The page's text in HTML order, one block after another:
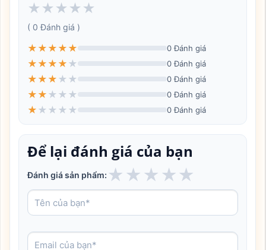
★ ★ ★ ★ ★
( 0 Đánh giá )
★ ★ ★ ★ ★ 0 Đánh giá
★ ★ ★ ★ ★ 0 Đánh giá
★ ★ ★ ★ ★ 0 Đánh giá
★ ★ ★ ★ ★ 0 Đánh giá
★ ★ ★ ★ ★ 0 Đánh giá
Để lại đánh giá của bạn
Đánh giá sản phẩm: ★ ★ ★ ★★